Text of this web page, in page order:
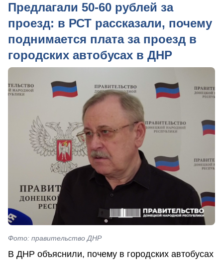
Предлагали 50-60 рублей за
проезд: в РСТ рассказали, почему
поднимается плата за проезд в
городских автобусах в ДНР
Фото: правительство ДНР
В ДНР объяснили, почему в городских автобусах